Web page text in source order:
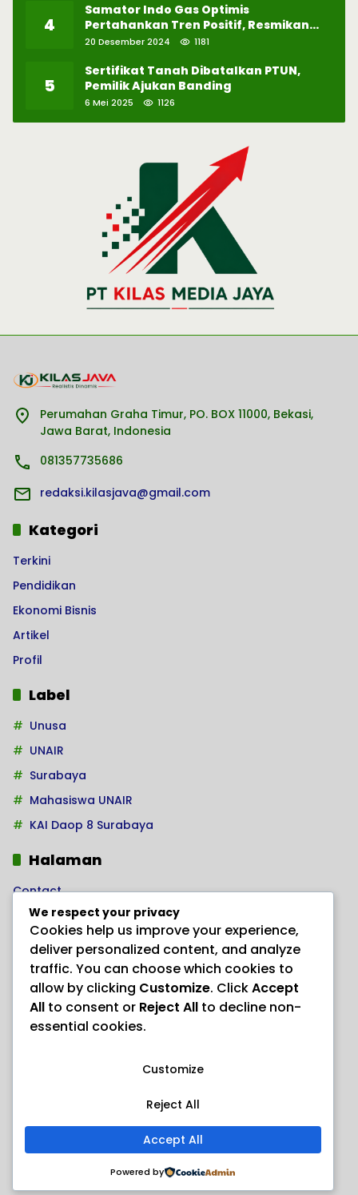
4
Samator Indo Gas Optimis
Pertahankan Tren Positif, Resmikan
Pabrik Hidrogen ke-57 di Batam
20 Desember 2024 1181
5
Sertifikat Tanah Dibatalkan PTUN,
Pemilik Ajukan Banding
6 Mei 2025 1126
Perumahan Graha Timur, PO. BOX 11000, Bekasi,
Jawa Barat, Indonesia
081357735686
redaksi.kilasjava@gmail.com
Kategori
Terkini
Pendidikan
Ekonomi Bisnis
Artikel
Profil
Label
Unusa
UNAIR
Surabaya
Mahasiswa UNAIR
KAI Daop 8 Surabaya
Halaman
Contact
Home
Kode Etik Jurnalistik
Pedoman Hak Jawab
Pedoman Media Siber
PRODUK HERBAL AJAIB “ANAYL STORE”
Hak Cipta @Team Kilas Java 2024
We respect your privacy
Cookies help us improve your experience,
deliver personalized content, and analyze
traffic. You can choose which cookies to
allow by clicking Customize. ClickAccept
All to consent or Reject All to decline non-
essential cookies.
Customize
Reject All
Accept All
Powered by